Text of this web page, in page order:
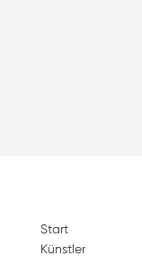
Start
Künstler